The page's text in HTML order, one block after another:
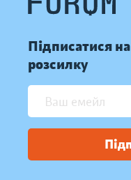
Підписатися
розсилку